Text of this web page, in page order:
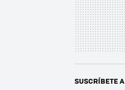
SUSCRÍBETE